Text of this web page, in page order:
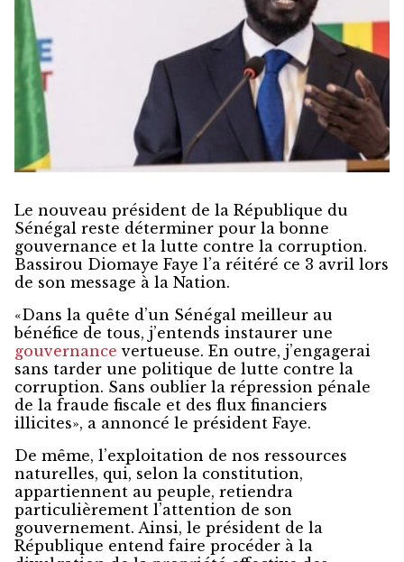
Le nouveau président de la République du
Sénégal reste déterminer pour la bonne
gouvernance et la lutte contre la corruption.
Bassirou Diomaye Faye l’a réitéré ce 3 avril lors
de son message à la Nation.
«Dans la quête d’un Sénégal meilleur au
bénéfice de tous, j’entends instaurer une
gouvernancevertueuse. En outre, j’engagerai
sans tarder une politique de lutte contre la
corruption. Sans oublier la répression pénale
de la fraude fiscale et des flux financiers
illicites», a annoncé le président Faye.
De même, l’exploitation de nos ressources
naturelles, qui, selon la constitution,
appartiennent au peuple, retiendra
particulièrement l’attention de son
gouvernement. Ainsi, le président de la
République entend faire procéder à la